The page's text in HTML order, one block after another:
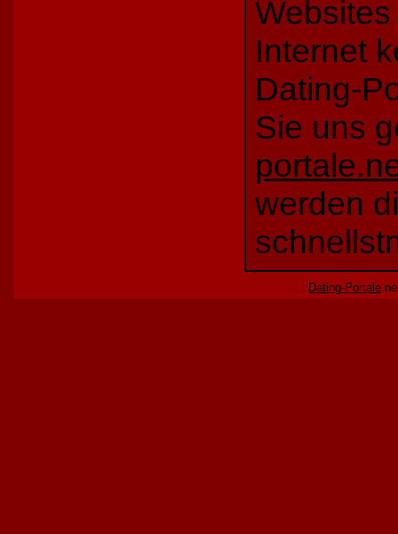
Internet
Dating-
Sie uns
werden
Dating-Portale